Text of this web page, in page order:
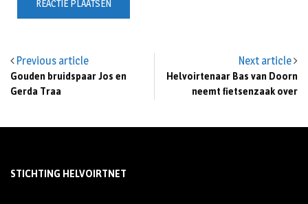
Previous article
Gouden bruidspaar Jos en
Gerda Traa
Next article
Helvoirtenaar Bas van Doorn
neemt fietsenzaak over
STICHTING HELVOIRTNET